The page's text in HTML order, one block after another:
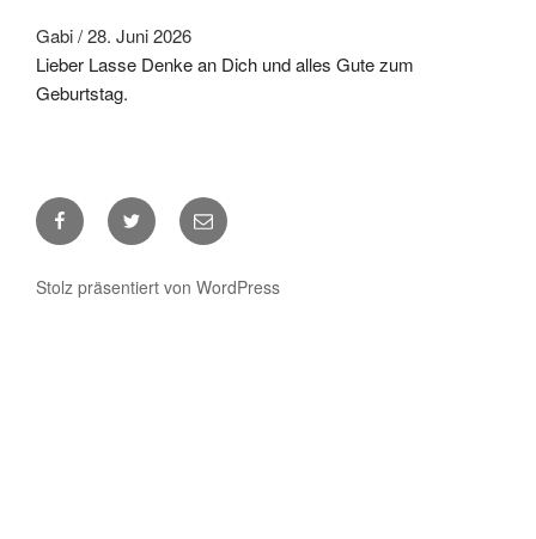
Gabi/28. Juni 2026
Lieber Lasse Denke an Dich und alles Gute zum
Geburtstag.
FacebookTwitter
E-
Mail
Stolz präsentiert von WordPress